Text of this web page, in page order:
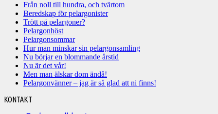
Från noll till hundra, och tvärtom
Beredskap för pelargonister
Trött på pelargoner?
Pelargonhöst
Pelargonsommar
Hur man minskar sin pelargonsamling
Nu börjar en blommande årstid
Nu är det vår!
Men man älskar dom ändå!
Pelargonvänner – jag är så glad att ni finns!
Välkommen
KONTAKT